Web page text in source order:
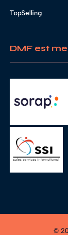
TopSelling
DMF est
©